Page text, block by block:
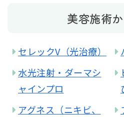
美容施術
セレックV（光治療）
水光注射・ダーマシ
ャインプロ
アグネス（ニキビ、